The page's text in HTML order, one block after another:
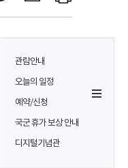
관람안내
오늘의 일정
예약/신청
국군 휴가 보상 안내
디지털기념관
스템’을